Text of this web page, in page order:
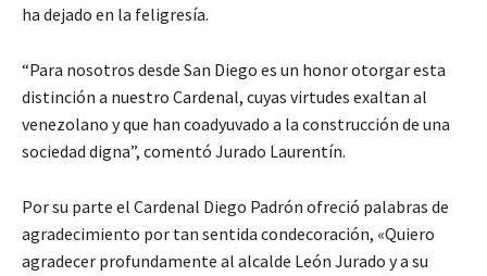
ha dejado en la feligresía.
“Para nosotros desde San Diego es un honor otorgar esta
distinción a nuestro Cardenal, cuyas virtudes exaltan al
venezolano y que han coadyuvado a la construcción de una
sociedad digna”, comentó Jurado Laurentín.
Por su parte el Cardenal Diego Padrón ofreció palabras de
agradecimiento por tan sentida condecoración, «Quiero
agradecer profundamente al alcalde León Jurado y a su